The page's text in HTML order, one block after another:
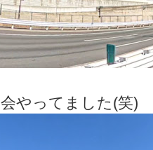
やってました(笑)